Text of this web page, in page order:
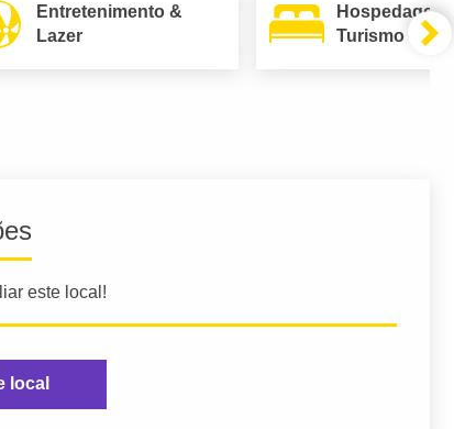
Entretenimento &
Lazer
Hospedagem
Turismo
este local!
local